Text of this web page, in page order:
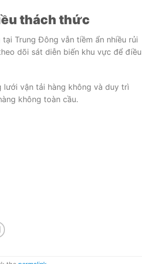
thách thức
Trung Đông vẫn tiềm ẩn nhiều rủi
dõi sát diễn biến khu vực để điều
lưới vận tải hàng không và duy trì
không toàn cầu.